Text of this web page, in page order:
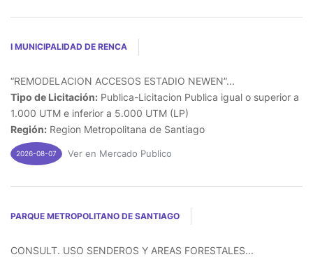
I MUNICIPALIDAD DE RENCA
“REMODELACION ACCESOS ESTADIO NEWEN”...
Tipo de Licitación: Publica-Licitacion Publica igual o superior a
1.000 UTM e inferior a 5.000 UTM (LP)
Región: Region Metropolitana de Santiago
2026-08-07 Ver en Mercado Publico
PARQUE METROPOLITANO DE SANTIAGO
CONSULT. USO SENDEROS Y AREAS FORESTALES...